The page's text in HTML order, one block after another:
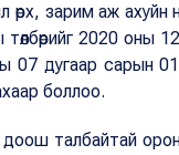
өрх, зарим аж ахуйн
2020 оны
07 дугаар сарын
боллоо.
талбайтай орон